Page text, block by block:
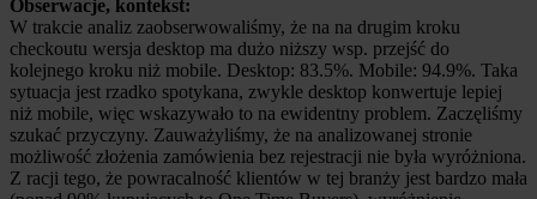
Obserwacje, kontekst:
W trakcie analiz zaobserwowaliśmy, że na na drugim kroku
checkoutu wersja desktop ma dużo niższy wsp. przejść do
kolejnego kroku niż mobile. Desktop: 83.5%. Mobile: 94.9%. Taka
sytuacja jest rzadko spotykana, zwykle desktop konwertuje lepiej
niż mobile, więc wskazywało to na ewidentny problem. Zaczęliśmy
szukać przyczyny. Zauważyliśmy, że na analizowanej stronie
możliwość złożenia zamówienia bez rejestracji nie była wyróżniona.
Z racji tego, że powracalność klientów w tej branży jest bardzo mała